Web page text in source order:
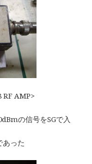
AMP>
の信号をSGで入
った